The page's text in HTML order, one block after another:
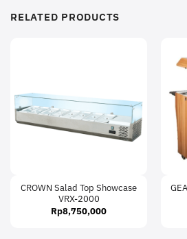
RELATED PRODUCTS
CROWN Salad Top Showcase
VRX-2000
Rp8,750,000